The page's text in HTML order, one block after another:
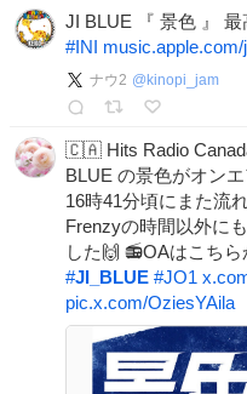
JI BLUE 『 景色 』
#INI
ナウ2 @ kinopi_jam
🇨🇦 Hits Radio
BLUE の景色がオン
16時41分頃にまた流
Frenzyの時間以外に
した🙌 📻OAはこちら
#JI_BLUE #JO1
pic.x.com/OziesYAila